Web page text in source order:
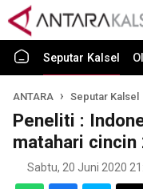
Seputar Kalsel
ANTARA Seputar Kalsel
Peneliti :
matahari cincin
Sabtu, 20 Juni 2020